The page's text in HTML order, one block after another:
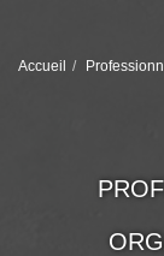
Accueil